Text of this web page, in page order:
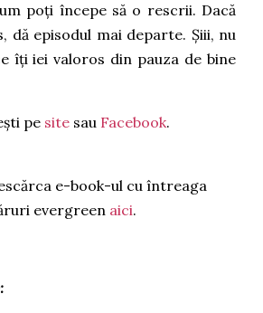
poți începe să o rescrii. Dacă
dă episodul mai departe. Șiii, nu
îți iei valoros din pauza de bine
pe site sau Facebook.
e-book-ul cu întreaga
evergreen aici.